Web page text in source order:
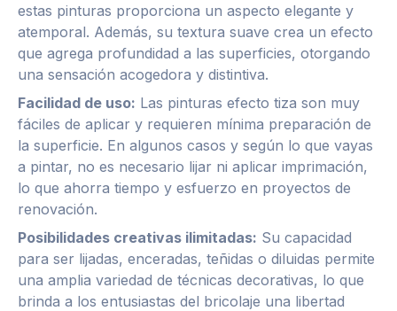
estas pinturas proporciona un aspecto elegante y
atemporal. Además, su textura suave crea un efecto
que agrega profundidad a las superficies, otorgando
una sensación acogedora y distintiva.
Facilidad de uso: Las pinturas efecto tiza son muy
fáciles de aplicar y requieren mínima preparación de
la superficie. En algunos casos y según lo que vayas
a pintar, no es necesario lijar ni aplicar imprimación,
lo que ahorra tiempo y esfuerzo en proyectos de
renovación.
Posibilidades creativas ilimitadas: Su capacidad
para ser lijadas, enceradas, teñidas o diluidas permite
una amplia variedad de técnicas decorativas, lo que
brinda a los entusiastas del bricolaje una libertad